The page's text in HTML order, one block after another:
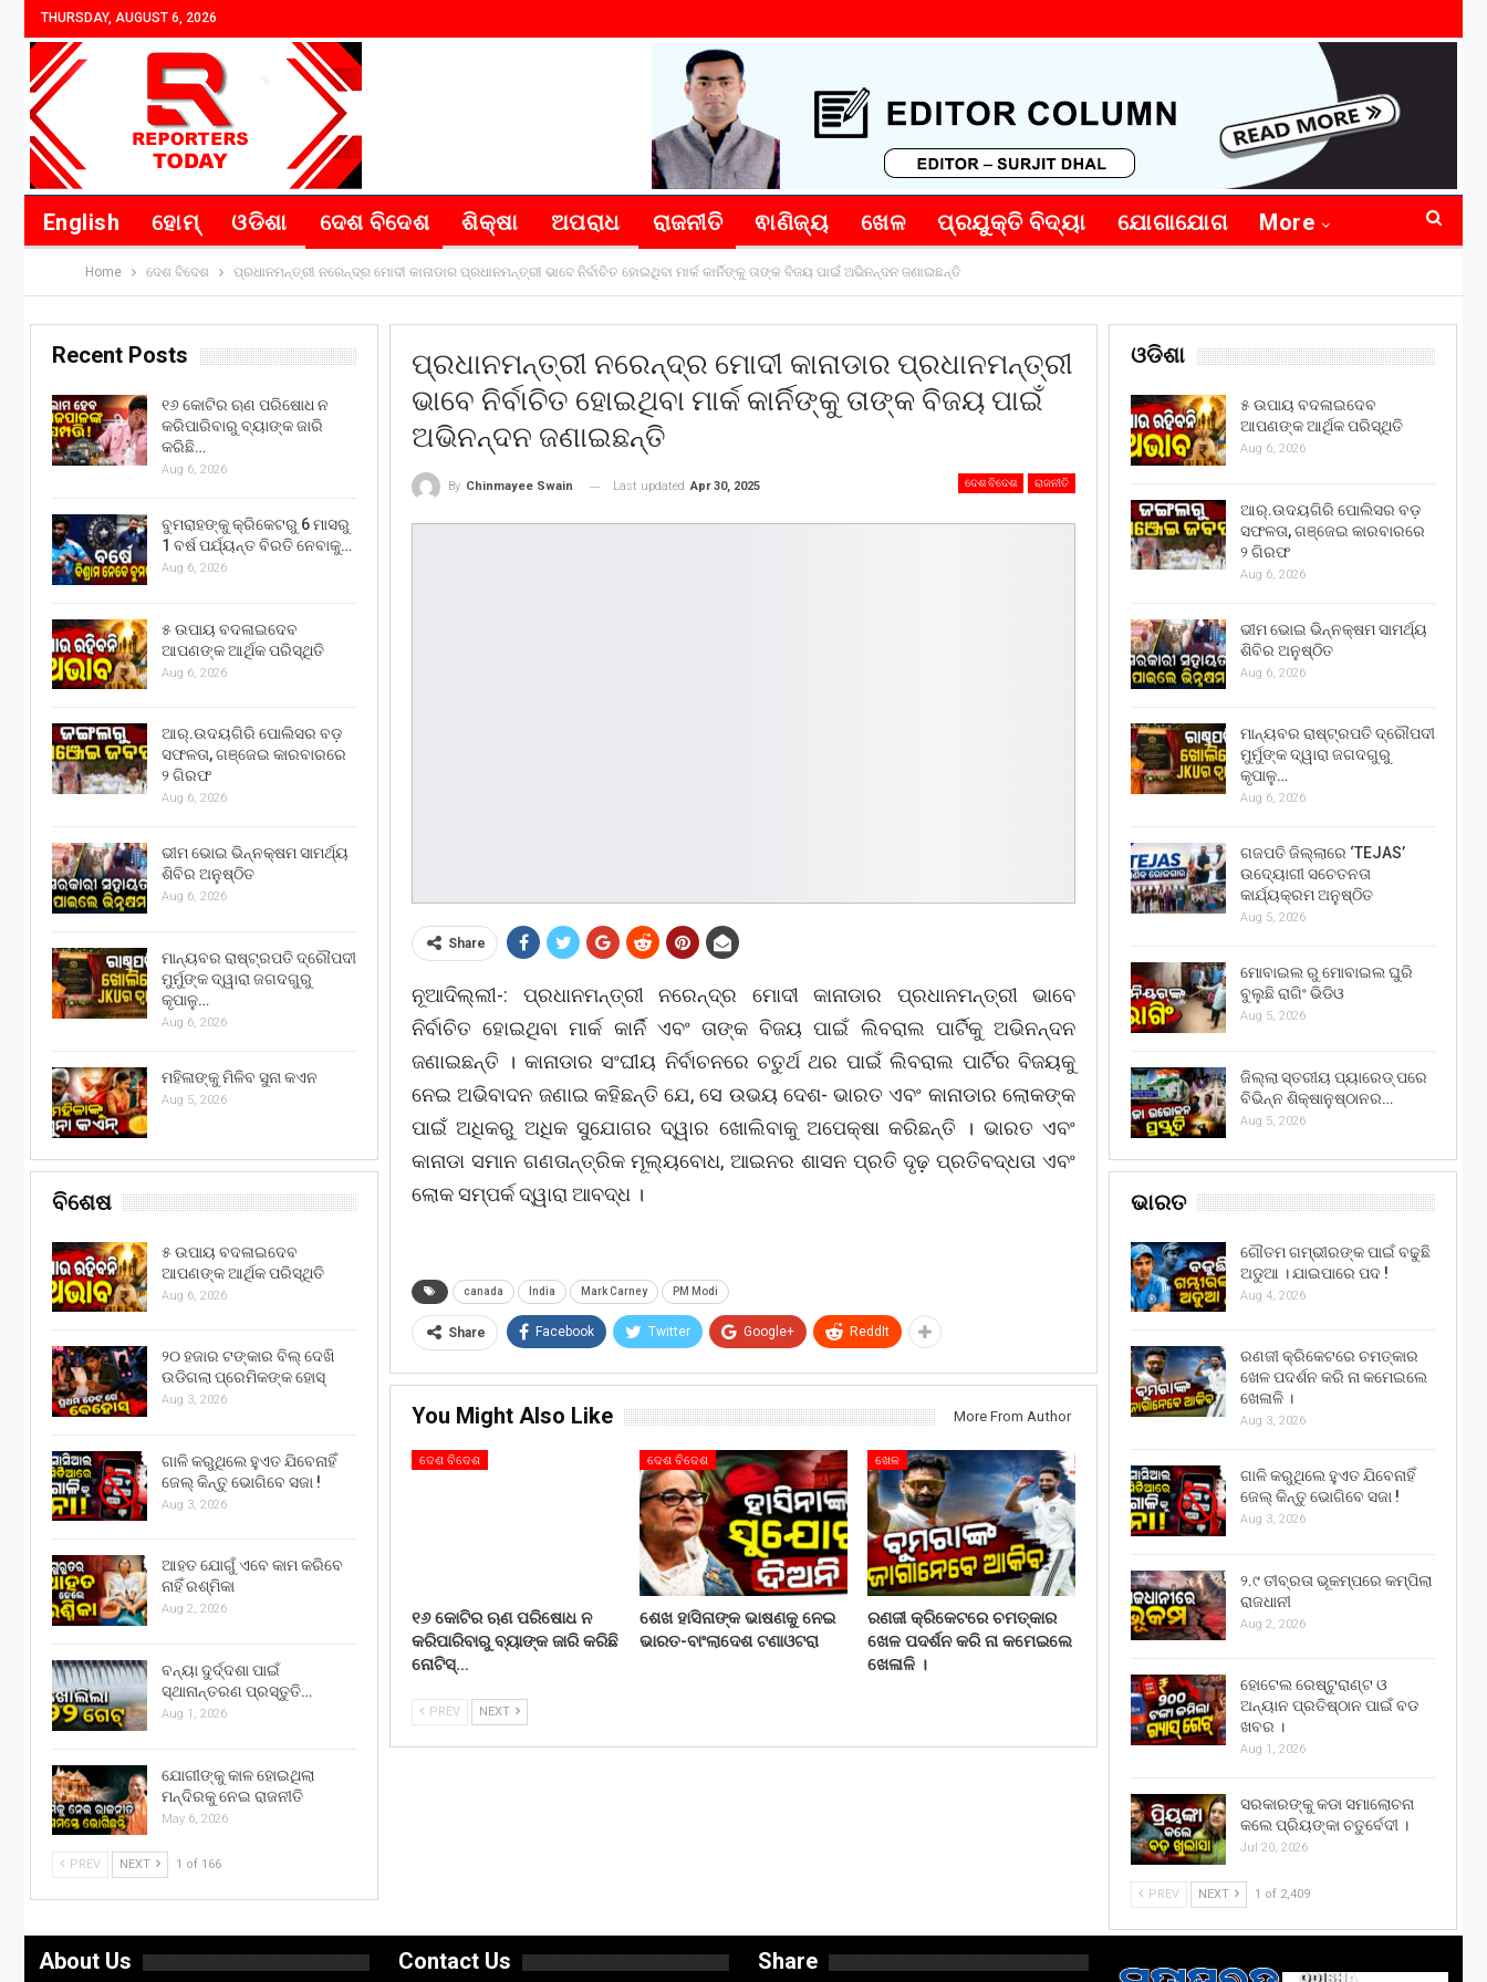
THURSDAY, AUGUST 6, 2026
English ହୋମ୍ ଓଡିଶା ଦେଶ ବିଦେଶ ଶିକ୍ଷା ଅପରାଧ ରାଜନୀତି ଵାଣିଜ୍ୟ ଖେଳ ପ୍ରଯୁକ୍ତି ବିଦ୍ୟା ଯୋଗାଯୋଗ More
Home ଦେଶ ବିଦେଶ ପ୍ରଧାନମନ୍ତ୍ରୀ ନରେନ୍ଦ୍ର ମୋଦୀ କାନାଡାର ପ୍ରଧାନମନ୍ତ୍ରୀ ଭାବେ ନିର୍ବାଚିତ ହୋଇଥିବା ମାର୍କ କାର୍ନିଙ୍କୁ ତାଙ୍କ ବିଜୟ ପାଇଁ ଅଭିନନ୍ଦନ ଜଣାଇଛନ୍ତି
ପ୍ରଧାନମନ୍ତ୍ରୀ ନରେନ୍ଦ୍ର ମୋଦୀ କାନାଡାର ପ୍ରଧାନମନ୍ତ୍ରୀ
ଭାବେ ନିର୍ବାଚିତ ହୋଇଥିବା ମାର୍କ କାର୍ନିଙ୍କୁ ତାଙ୍କ ବିଜୟ ପାଇଁ
ଅଭିନନ୍ଦନ ଜଣାଇଛନ୍ତି
ଦେଶ ବିଦେଶ ରାଜନୀତି
By Chinmayee Swain Last updated Apr 30, 2025
Share
ନୂଆଦିଲ୍ଲୀ-: ପ୍ରଧାନମନ୍ତ୍ରୀ ନରେନ୍ଦ୍ର ମୋଦୀ କାନାଡାର ପ୍ରଧାନମନ୍ତ୍ରୀ ଭାବେ
ନିର୍ବାଚିତ ହୋଇଥିବା ମାର୍କ କାର୍ନି ଏବଂ ତାଙ୍କ ବିଜୟ ପାଇଁ ଲିବରାଲ ପାର୍ଟିକୁ ଅଭିନନ୍ଦନ
ଜଣାଇଛନ୍ତି । କାନାଡାର ସଂଘୀୟ ନିର୍ବାଚନରେ ​​ଚତୁର୍ଥ ଥର ପାଇଁ ଲିବରାଲ ପାର୍ଟିର ବିଜୟକୁ
ନେଇ ଅଭିବାଦନ ଜଣାଇ କହିଛନ୍ତି ଯେ, ସେ ଉଭୟ ଦେଶ- ଭାରତ ଏବଂ କାନାଡାର ଲୋକଙ୍କ
ପାଇଁ ଅଧିକରୁ ଅଧିକ ସୁଯୋଗର ଦ୍ୱାର ଖୋଲିବାକୁ ଅପେକ୍ଷା କରିଛନ୍ତି । ଭାରତ ଏବଂ
କାନାଡା ସମାନ ଗଣତାନ୍ତ୍ରିକ ମୂଲ୍ୟବୋଧ, ଆଇନର ଶାସନ ପ୍ରତି ଦୃଢ଼ ପ୍ରତିବଦ୍ଧତା ଏବଂ
ଲୋକ ସମ୍ପର୍କ ଦ୍ୱାରା ଆବଦ୍ଧ ।
canada India Mark Carney PM Modi
Share Facebook Twitter Google+ ReddIt
You Might Also Like More From Author
ଦେଶ ବିଦେଶ
୧୬ କୋଟିର ଋଣ ପରିଷୋଧ ନ
କରିପାରିବାରୁ ବ୍ୟାଙ୍କ ଜାରି କରିଛି
ନୋଟିସ୍…
ଦେଶ ବିଦେଶ
ଶେଖ ହାସିନାଙ୍କ ଭାଷଣକୁ ନେଇ
ଭାରତ-ବାଂଲାଦେଶ ଟଣାଓଟରା
ଖେଳ
ରଣଜୀ କ୍ରିକେଟରେ ଚମତ୍କାର
ଖେଳ ପଦର୍ଶନ କରି ନା କମେଇଲେ
ଖେଳାଳି ।
PREV NEXT
ଓଡିଶା
୫ ଉପାୟ ବଦଳାଇଦେବ
ଆପଣଙ୍କ ଆର୍ଥିକ ପରିସ୍ଥିତି
Aug 6, 2026
ଆର୍.ଉଦୟଗିରି ପୋଲିସର ବଡ଼
ସଫଳତା, ଗଞ୍ଜେଇ କାରବାରରେ
୨ ଗିରଫ
Aug 6, 2026
ଭୀମ ଭୋଇ ଭିନ୍ନକ୍ଷମ ସାମର୍ଥ୍ୟ
ଶିବିର ଅନୁଷ୍ଠିତ
Aug 6, 2026
ମାନ୍ୟବର ରାଷ୍ଟ୍ରପତି ଦ୍ରୌପଦୀ
ମୁର୍ମୁଙ୍କ ଦ୍ୱାରା ଜଗଦଗୁରୁ
କୃପାଳୁ…
Aug 6, 2026
ଗଜପତି ଜିଲ୍ଲାରେ ‘TEJAS’
ଉଦ୍ୟୋଗୀ ସଚେତନତା
କାର୍ଯ୍ୟକ୍ରମ ଅନୁଷ୍ଠିତ
Aug 5, 2026
ମୋବାଇଲ ରୁ ମୋବାଇଲ ଘୁରି
ବୁଲୁଛି ରାଗିଂ ଭିଡିଓ
Aug 5, 2026
ଜିଲ୍ଲା ସ୍ତରୀୟ ପ୍ୟାରେଡ୍ ପରେ
ବିଭିନ୍ନ ଶିକ୍ଷାନୁଷ୍ଠାନର…
Aug 5, 2026
ଭାରତ
ଗୌତମ ଗମ୍ଭୀରଙ୍କ ପାଇଁ ବଢୁଛି
ଅଡୁଆ । ଯାଇପାରେ ପଦ !
Aug 4, 2026
ରଣଜୀ କ୍ରିକେଟରେ ଚମତ୍କାର
ଖେଳ ପଦର୍ଶନ କରି ନା କମେଇଲେ
ଖେଳାଳି ।
Aug 3, 2026
ଗାଳି କରୁଥିଲେ ହୁଏତ ଯିବେନାହିଁ
ଜେଲ୍ କିନ୍ତୁ ଭୋଗିବେ ସଜା !
Aug 3, 2026
୨.୯ ତୀବ୍ରତା ଭୂକମ୍ପରେ କମ୍ପିଲା
ରାଜଧାନୀ
Aug 2, 2026
ହୋଟେଲ ରେଷ୍ଟୁରାଣ୍ଟ ଓ
ଅନ୍ୟାନ ପ୍ରତିଷ୍ଠାନ ପାଇଁ ବଡ
ଖବର ।
Aug 1, 2026
ସରକାରଙ୍କୁ କଡା ସମାଲୋଚନା
କଲେ ପ୍ରିୟଙ୍କା ଚତୁର୍ବେଦୀ ।
Jul 20, 2026
PREV NEXT 1 of 2,409
Recent Posts
୧୬ କୋଟିର ଋଣ ପରିଷୋଧ ନ
କରିପାରିବାରୁ ବ୍ୟାଙ୍କ ଜାରି
କରିଛି…
Aug 6, 2026
ବୁମରାହଙ୍କୁ କ୍ରିକେଟରୁ 6 ମାସରୁ
1 ବର୍ଷ ପର୍ଯ୍ୟନ୍ତ ବିରତି ନେବାକୁ…
Aug 6, 2026
୫ ଉପାୟ ବଦଳାଇଦେବ
ଆପଣଙ୍କ ଆର୍ଥିକ ପରିସ୍ଥିତି
Aug 6, 2026
ଆର୍.ଉଦୟଗିରି ପୋଲିସର ବଡ଼
ସଫଳତା, ଗଞ୍ଜେଇ କାରବାରରେ
୨ ଗିରଫ
Aug 6, 2026
ଭୀମ ଭୋଇ ଭିନ୍ନକ୍ଷମ ସାମର୍ଥ୍ୟ
ଶିବିର ଅନୁଷ୍ଠିତ
Aug 6, 2026
ମାନ୍ୟବର ରାଷ୍ଟ୍ରପତି ଦ୍ରୌପଦୀ
ମୁର୍ମୁଙ୍କ ଦ୍ୱାରା ଜଗଦଗୁରୁ
କୃପାଳୁ…
Aug 6, 2026
ମହିଳାଙ୍କୁ ମିଳିବ ସୁନା କଏନ
Aug 5, 2026
ବିଶେଷ
୫ ଉପାୟ ବଦଳାଇଦେବ
ଆପଣଙ୍କ ଆର୍ଥିକ ପରିସ୍ଥିତି
Aug 6, 2026
୨୦ ହଜାର ଟଙ୍କାର ବିଲ୍ ଦେଖି
ଉଡିଗଲା ପ୍ରେମିକଙ୍କ ହୋସ୍
Aug 3, 2026
ଗାଳି କରୁଥିଲେ ହୁଏତ ଯିବେନାହିଁ
ଜେଲ୍ କିନ୍ତୁ ଭୋଗିବେ ସଜା !
Aug 3, 2026
ଆହତ ଯୋଗୁଁ ଏବେ କାମ କରିବେ
ନାହିଁ ରଶ୍ମିକା
Aug 2, 2026
ବନ୍ୟା ଦୁର୍ଦ୍ଦଶା ପାଇଁ
ସ୍ଥାନାନ୍ତରଣ ପ୍ରସ୍ତୁତି…
Aug 1, 2026
ଯୋଗୀଙ୍କୁ କାଳ ହୋଇଥିଲା
ମନ୍ଦିରକୁ ନେଇ ରାଜନୀତି
May 6, 2026
PREV NEXT 1 of 166
About Us Contact Us Share